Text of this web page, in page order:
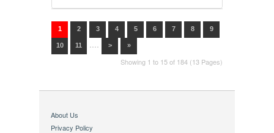
1 2 3 4 5 6 7 8 9
10 11 .... > »
Showing 1 to 15 of 184 (13 Pages)
About Us
Privacy Policy